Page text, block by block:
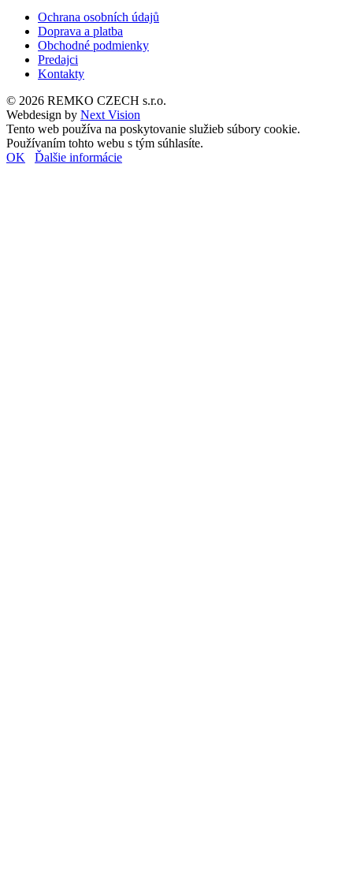
Ochrana osobních údajů
Doprava a platba
Obchodné podmienky
Predajci
Kontakty
© 2026 REMKO CZECH s.r.o.
Webdesign by Next Vision
Tento web používa na poskytovanie služieb súbory cookie.
Používaním tohto webu s tým súhlasíte.
OK
Ďalšie informácie